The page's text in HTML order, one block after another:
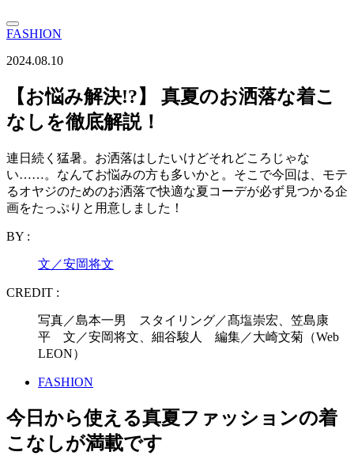
FASHION
2024.08.10
【お悩み解決!?】 真夏のお洒落な着こ
なしを徹底解説！
連日続く猛暑。お洒落はしたいけどそれどころじゃな
い……。なんてお悩みの方も多いかと。そこで今回は、モテ
るオヤジのためのお洒落で快適な夏コーデが必ず見つかる企
画をたっぷりと用意しました！
BY :
文／安岡将文
CREDIT :
写真／島本一男 スタイリング／髙塩崇宏、笠島康
平 文／安岡将文、細谷駿人 編集／大崎文菊（Web
LEON）
FASHION
今日から使える真夏ファッションの着
こなしが満載です